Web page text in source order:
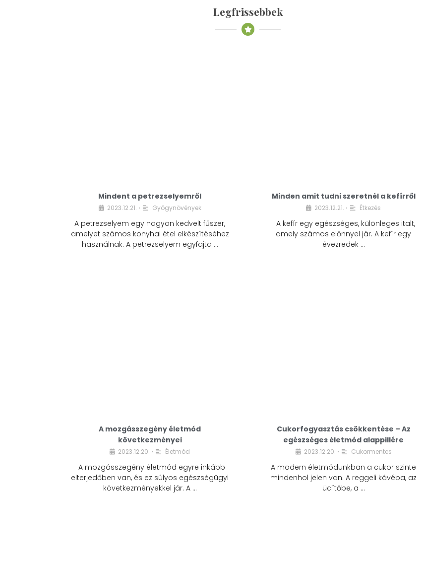
Legfrissebbek
Mindent a petrezselyemről
2023.12.21. • Gyógynövények
A petrezselyem egy nagyon kedvelt fűszer,
amelyet számos konyhai étel elkészítéséhez
használnak. A petrezselyem egyfajta …
Minden amit tudni szeretnél a kefírről
2023.12.21. • Étkezés
A kefír egy egészséges, különleges italt,
amely számos előnnyel jár. A kefír egy
évezredek …
A mozgásszegény életmód
következményei
2023.12.20. • Életmód
A mozgásszegény életmód egyre inkább
elterjedőben van, és ez súlyos egészségügyi
következményekkel jár. A …
Cukorfogyasztás csökkentése – Az
egészséges életmód alappillére
2023.12.20. • Cukormentes
A modern életmódunkban a cukor szinte
mindenhol jelen van. A reggeli kávéba, az
üdítőbe, a …
Cukorfogyasztás
egészséges életmód
alappillére